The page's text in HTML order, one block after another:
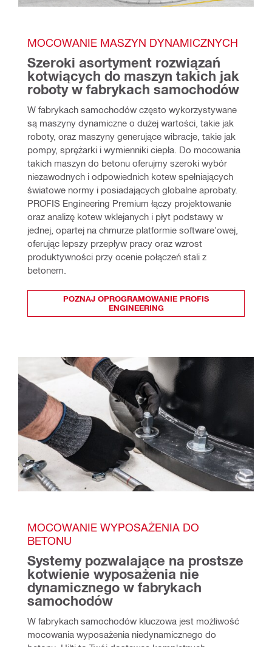
MOCOWANIE MASZYN DYNAMICZNYCH
Szeroki asortyment rozwiązań
kotwiących do maszyn takich jak
roboty w fabrykach samochodów
W fabrykach samochodów często wykorzystywane
są maszyny dynamiczne o dużej wartości, takie jak
roboty, oraz maszyny generujące wibracje, takie jak
pompy, sprężarki i wymienniki ciepła. Do mocowania
takich maszyn do betonu oferujmy szeroki wybór
niezawodnych i odpowiednich kotew spełniających
światowe normy i posiadających globalne aprobaty.
PROFIS Engineering Premium łączy projektowanie
oraz analizę kotew wklejanych i płyt podstawy w
jednej, opartej na chmurze platformie software’owej,
oferując lepszy przepływ pracy oraz wzrost
produktywności przy ocenie połączeń stali z
betonem.
POZNAJ OPROGRAMOWANIE PROFIS
ENGINEERING
MOCOWANIE WYPOSAŻENIA DO
BETONU
Systemy pozwalające na prostsze
kotwienie wyposażenia nie
dynamicznego w fabrykach
samochodów
W fabrykach samochodów kluczowa jest możliwość
mocowania wyposażenia niedynamicznego do